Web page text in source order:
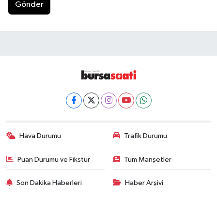
Gönder
Hava Durumu Trafik Durumu
Puan Durumu ve Fikstür Tüm Manşetler
Son Dakika Haberleri Haber Arşivi